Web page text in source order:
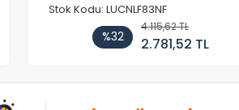
Stok Kodu: 0NVLEJMYDO
%20
4.448,44 TL
3.558,75 TL